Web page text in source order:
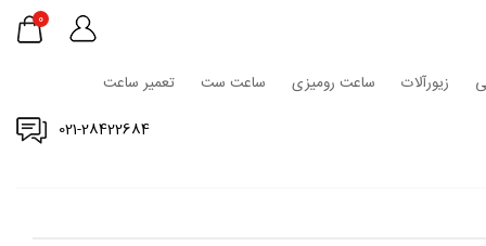
0
زیورآلات ساعت رومیزی ساعت ست
تعمیر ساعت
021-28422684